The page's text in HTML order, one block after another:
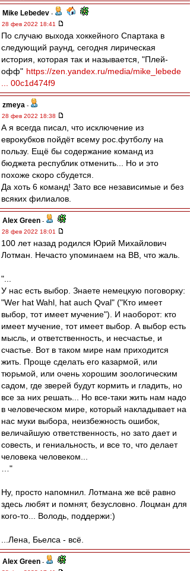
Mike Lebedev -
28 фев 2022 18:41
По случаю выхода хоккейного Спартака в
следующий раунд, сегодня лирическая
история, которая так и называется, "Плей-
офф" https://zen.yandex.ru/media/mike_lebede
... 00c1d474f9
zmeya -
28 фев 2022 18:38
А я всегда писал, что исключение из
еврокубков пойдёт всему рос.футболу на
пользу. Ещё бы содержание команд из
бюджета республик отменить... Но и это
похоже скоро сбудется.
Да хоть 6 команд! Зато все независимые и без
всяких филиалов.
Alex Green -
28 фев 2022 18:01
100 лет назад родился Юрий Михайлович
Лотман. Нечасто упоминаем на ВВ, что жаль.
"...
У нас есть выбор. Знаете немецкую поговорку:
"Wer hat Wahl, hat auch Qval" ("Кто имеет
выбор, тот имеет мучение"). И наоборот: кто
имеет мучение, тот имеет выбор. А выбор есть
мысль, и ответственность, и несчастье, и
счастье. Вот в таком мире нам приходится
жить. Проще сделать его казармой, или
тюрьмой, или очень хорошим зоологическим
садом, где зверей будут кормить и гладить, но
все за них решать... Но все-таки жить нам надо
в человеческом мире, который накладывает на
нас муки выбора, неизбежность ошибок,
величайшую ответственность, но зато дает и
совесть, и гениальность, и все то, что делает
человека человеком...
…"
Ну, просто напомнил. Лотмана же всё равно
здесь любят и помнят, безусловно. Лоцман для
кого-то... Володь, поддержи:)
...Лена, Бьелса - всё.
Alex Green -